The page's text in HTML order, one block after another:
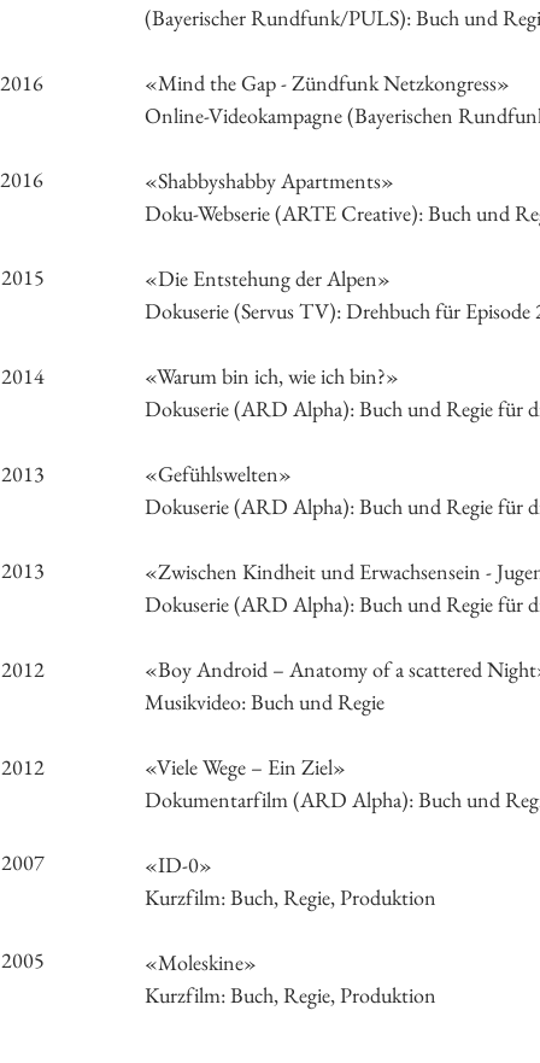
(Bayerischer Rundfunk/PULS): Buch und
«Mind the Gap - Zündfunk Netzkongress»
Online-Videokampagne (Bayerischen
«Shabbyshabby Apartments»
Doku-Webserie (ARTE Creative): Buch und
«Die Entstehung der Alpen»
Dokuserie (Servus TV): Drehbuch für Episode
«Warum bin ich, wie ich bin?»
Dokuserie (ARD Alpha): Buch und Regie für
«Gefühlswelten»
Dokuserie (ARD Alpha): Buch und Regie für
«Zwischen Kindheit und Erwachsensein -
Dokuserie (ARD Alpha): Buch und Regie für
«Boy Android – Anatomy of a scattered
Musikvideo: Buch und Regie
«Viele Wege – Ein Ziel»
Dokumentarfilm (ARD Alpha): Buch und
«ID-0»
Kurzfilm: Buch, Regie, Produktion
«Moleskine»
Kurzfilm: Buch, Regie, Produktion
2016
2016
2015
2014
2013
2013
2012
2012
2007
2005